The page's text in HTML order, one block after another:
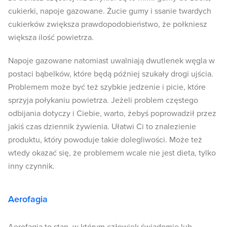
cukierki, napoje gazowane. Żucie gumy i ssanie twardych
cukierków zwiększa prawdopodobieństwo, że połkniesz
większa ilość powietrza.
Napoje gazowane natomiast uwalniają dwutlenek węgla w
postaci bąbelków, które będą później szukały drogi ujścia.
Problemem może być też szybkie jedzenie i picie, które
sprzyja połykaniu powietrza. Jeżeli problem częstego
odbijania dotyczy i Ciebie, warto, żebyś poprowadził przez
jakiś czas dziennik żywienia. Ułatwi Ci to znalezienie
produktu, który powoduje takie dolegliwości. Może też
wtedy okazać się, że problemem wcale nie jest dieta, tylko
inny czynnik.
Aerofagia